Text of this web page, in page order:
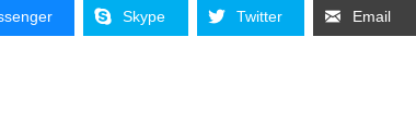
Skype Twitter Email